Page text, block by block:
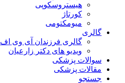
هیستروسکوپی
کورتاژ
میومکتومی
گالری
گالری فرزندان آی وی اف
ویدیو های دکتر زارعیان
سوالات پزشکی
مقالات پزشکی
جستجو